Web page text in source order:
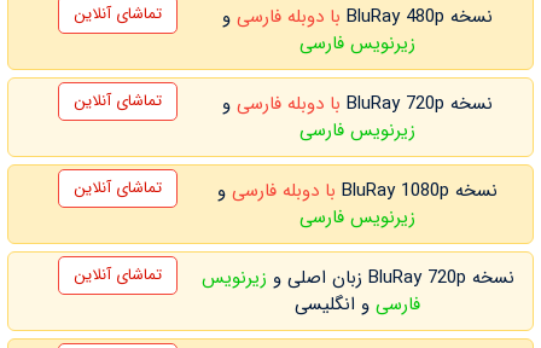
نسخه BluRay 480p با دوبله فارسیو
زیرنویس فارسی
تماشای آنلاین
نسخه BluRay 720p با دوبله فارسیو
زیرنویس فارسی
تماشای آنلاین
نسخه BluRay 1080p با دوبله فارسیو
زیرنویس فارسی
تماشای آنلاین
نسخه BluRay 720p زبان اصلی و
زیرنویس
فارسیو انگلیسی
تماشای آنلاین